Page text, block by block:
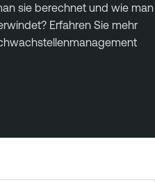
sie berechnet und wie man
Erfahren Sie mehr